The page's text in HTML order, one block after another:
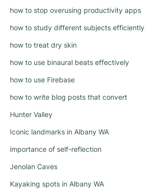
how to stop overusing productivity apps
how to study different subjects efficiently
how to treat dry skin
how to use binaural beats effectively
how to use Firebase
how to write blog posts that convert
Hunter Valley
Iconic landmarks in Albany WA
importance of self-reflection
Jenolan Caves
Kayaking spots in Albany WA